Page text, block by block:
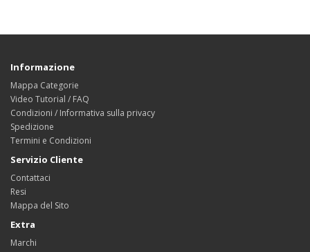
Informazione
Mappa Categorie
Video Tutorial / FAQ
Condizioni / Informativa sulla privacy
Spedizione
Termini e Condizioni
Servizio Cliente
Contattaci
Resi
Mappa del Sito
Extra
Marchi